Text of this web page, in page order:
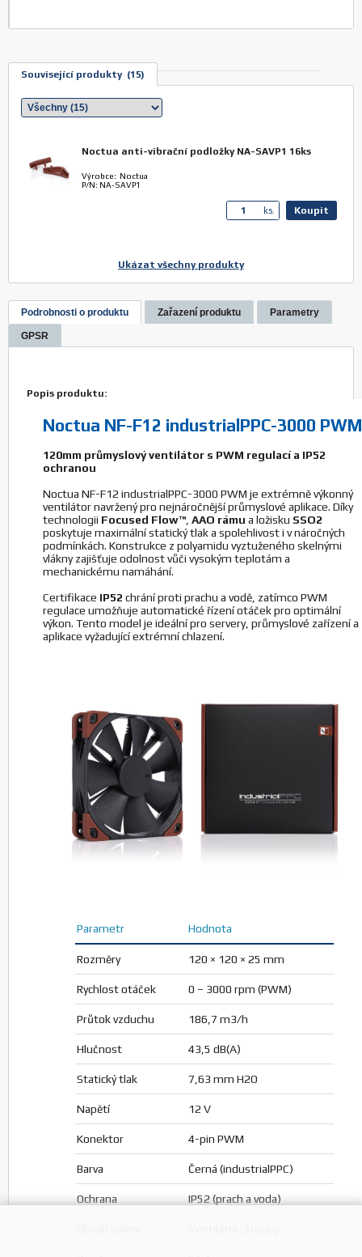
Související produkty (15)
Noctua anti-vibrační podložky NA-SAVP1 16ks
Výrobce: Noctua
P/N: NA-SAVP1
ks. Koupit
Noctua anti-vibrační podložky NA-SAVP1 16ks
P/N: NA-SAVP1.black
chromax.blue
Noctua anti-vibrační podložky NA-SAVP1 16ks
chromax.green
Výrobce: Noctua
P/N: NA-SAVP1.green
ks. Koupit
Koupit
Noctua anti-vibrační podložky NA-SAVP1 16ks
chromax.red
Výrobce: Noctua
P/N: NA-SAVP1.red
Noctua anti-vibrační podložky NA-SAVP1 16ks
P/N: NA-SAVP1.white
ks.
Noctua podložka pod myš NP-DM3 Anniversary
Výrobce: Noctua
Noctua šroubovák NM-SD1 SecuFirm2+ Torx T20
Ukázat všechny produkty
Podrobnosti o produktu Zařazení produktu Parametry
GPSR
Popis produktu:
Noctua NF-F12 industrialPPC-3000 PWM
120mm průmyslový ventilátor s PWM regulací a IP52
ochranou
Noctua NF-F12 industrialPPC-3000 PWM je extrémně výkonný
ventilátor navržený pro nejnáročnější průmyslové aplikace. Díky
technologii Focused Flow™ AAO rámu a ložisku SSO2
poskytuje maximální statický tlak a spolehlivost i v náročných
podmínkách. Konstrukce z polyamidu vyztuženého skelnými
vlákny zajišťuje odolnost vůči vysokým teplotám a
mechanickému namáhání.
Certifikace IP52 chrání proti prachu a vodě, zatímco PWM
regulace umožňuje automatické řízení otáček pro optimální
výkon. Tento model je ideální pro servery, průmyslové zařízení a
aplikace vyžadující extrémní chlazení.
Parametr Hodnota
Rozměry 120 × 120 × 25 mm
Rychlost otáček 0 – 3000 rpm (PWM)
Průtok vzduchu 186,7 m3/h
Hlučnost 43,5 dB(A)
Statický tlak 7,63 mm H2O
Napětí 12 V
Konektor 4-pin PWM
Barva Černá (industrialPPC)
Ochrana IP52 (prach a voda)